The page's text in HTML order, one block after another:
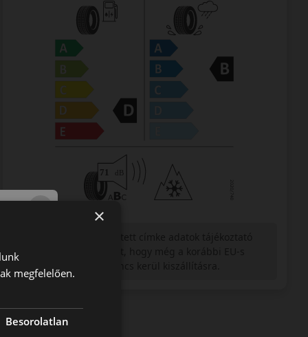
címkével ellátott abroncs kerül kiszállításra.
×
megfelelően.
Besorolatlan